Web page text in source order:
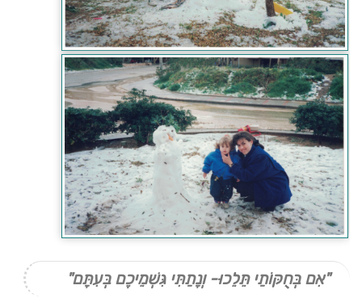
"אִם בְּחֻקּוֹתַי תֵּלֵכוּ- וְנָתַתִּי גִּשְׁמֵיכֶם בְּעִתָּם"